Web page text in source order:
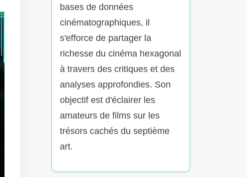
bases de données
cinématographiques, il
s'efforce de partager la
richesse du cinéma hexagonal
à travers des critiques et des
analyses approfondies. Son
objectif est d'éclairer les
amateurs de films sur les
trésors cachés du septième
art.